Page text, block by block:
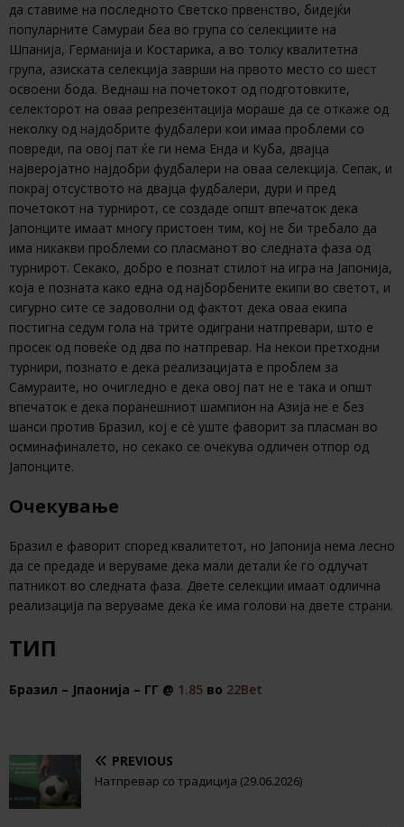
да ставиме на последното Светско првенство, бидејќи
популарните Самураи беа во група со селекциите на
Шпанија, Германија и Костарика, а во толку квалитетна
група, азиската селекција заврши на првото место со шест
освоени бода. Веднаш на почетокот од подготовките,
селекторот на оваа репрезентација мораше да се откаже од
неколку од најдобрите фудбалери кои имаа проблеми со
повреди, па овој пат ќе ги нема Енда и Куба, двајца
најверојатно најдобри фудбалери на оваа селекција. Сепак, и
покрај отсуството на двајца фудбалери, дури и пред
почетокот на турнирот, се создаде општ впечаток дека
Јапонците имаат многу пристоен тим, кој не би требало да
има никакви проблеми со пласманот во следната фаза од
турнирот. Секако, добро е познат стилот на игра на Јапонија,
која е позната како една од најборбените екипи во светот, и
сигурно сите се задоволни од фактот дека оваа екипа
постигна седум гола на трите одиграни натпревари, што е
просек од повеќе од два по натпревар. На некои претходни
турнири, познато е дека реализацијата е проблем за
Самураите, но очигледно е дека овој пат не е така и општ
впечаток е дека поранешниот шампион на Азија не е без
шанси против Бразил, кој е сè уште фаворит за пласман во
осминафиналето, но секако се очекува одличен отпор од
Јапонците.
Очекување
Бразил е фаворит според квалитетот, но Јапонија нема лесно
да се предаде и веруваме дека мали детали ќе го одлучат
патникот во следната фаза. Двете селекции имаат одлична
реализација па веруваме дека ќе има голови на двете страни.
ТИП
Бразил – Јпаонија – ГГ @ 1.85 во 22Bet
PREVIOUS
Натпревар со традиција (29.06.2026)